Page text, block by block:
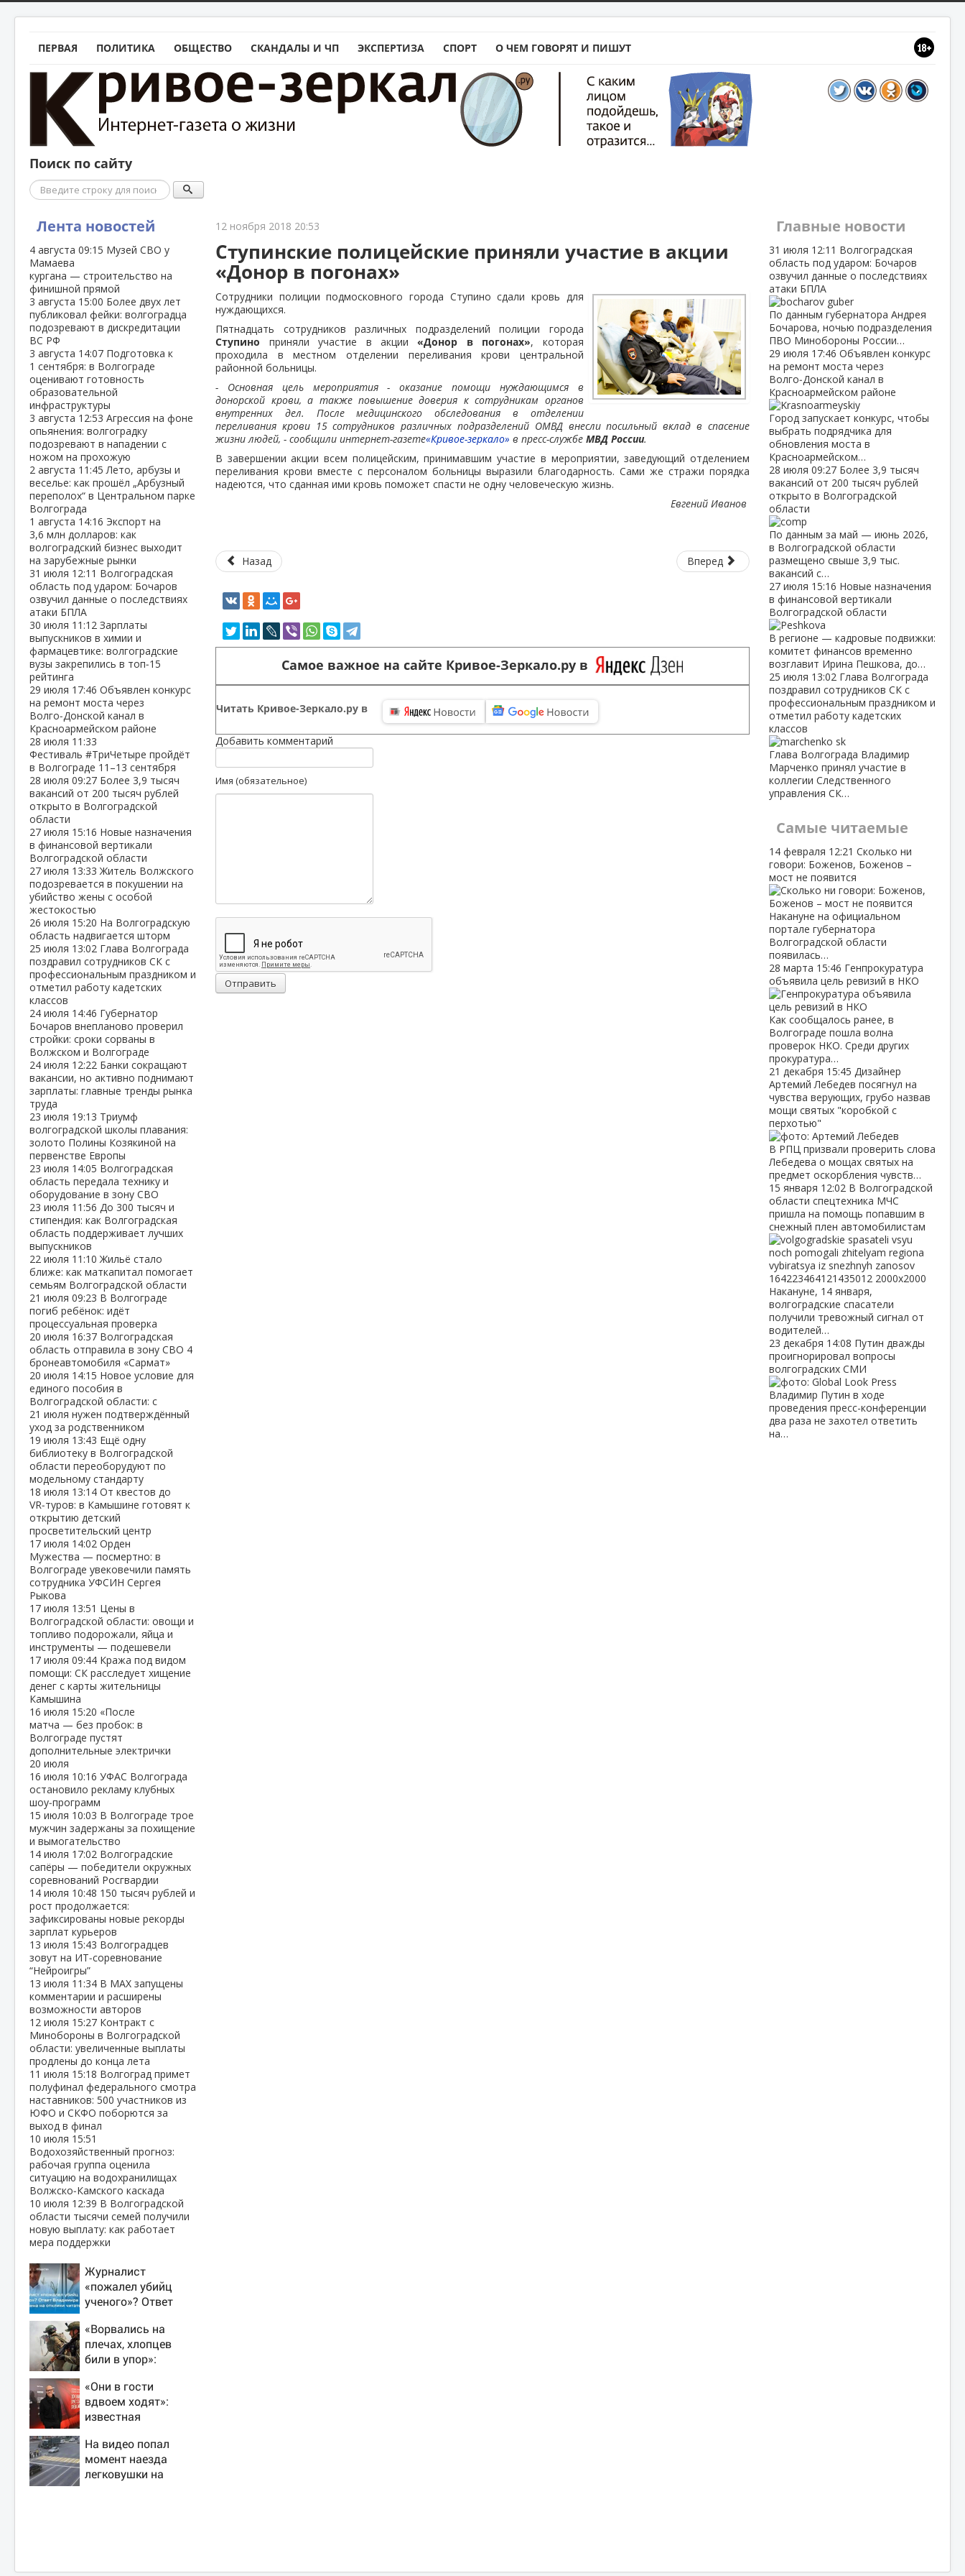
ПЕРВАЯ ПОЛИТИКА ОБЩЕСТВО СКАНДАЛЫ И ЧП ЭКСПЕРТИЗА СПОРТ О ЧЕМ ГОВОРЯТ И ПИШУТ
Поиск по сайту
Поиск
Лента новостей
4 августа 09:15 Музей СВО у
Мамаева
кургана — строительство на
финишной прямой
3 августа 15:00 Более двух лет
публиковал фейки: волгоградца
подозревают в дискредитации
ВС РФ
3 августа 14:07 Подготовка к
1 сентября: в Волгограде
оценивают готовность
образовательной
инфраструктуры
3 августа 12:53 Агрессия на фоне
опьянения: волгоградку
подозревают в нападении с
ножом на прохожую
2 августа 11:45Лето, арбузы и
веселье: как прошёл „Арбузный
переполох“ в Центральном парке
Волгограда
1 августа 14:16 Экспорт на
3,6 млн долларов: как
волгоградский бизнес выходит
на зарубежные рынки
31 июля 12:11 Волгоградская
область под ударом: Бочаров
озвучил данные о последствиях
атаки БПЛА
30 июля 11:12 Зарплаты
выпускников в химии и
фармацевтике: волгоградские
вузы закрепились в топ‑15
рейтинга
29 июля 17:46 Объявлен конкурс
на ремонт моста через
Волго‑Донской канал в
Красноармейском районе
28 июля 11:33
Фестиваль #ТриЧетыре пройдёт
в Волгограде 11–13 сентября
28 июля 09:27 Более 3,9 тысяч
вакансий от 200 тысяч рублей
открыто в Волгоградской
области
27 июля 15:16 Новые назначения
в финансовой вертикали
Волгоградской области
27 июля 13:33Житель Волжского
подозревается в покушении на
убийство жены с особой
жестокостью
26 июля 15:20 На Волгоградскую
область надвигается шторм
25 июля 13:02 Глава Волгограда
поздравил сотрудников СК с
профессиональным праздником и
отметил работу кадетских
классов
24 июля 14:46 Губернатор
Бочаров внепланово проверил
стройки: сроки сорваны в
Волжском и Волгограде
24 июля 12:22 Банки сокращают
вакансии, но активно поднимают
зарплаты: главные тренды рынка
труда
23 июля 19:13 Триумф
волгоградской школы плавания:
золото Полины Козякиной на
первенстве Европы
23 июля 14:05 Волгоградская
область передала технику и
оборудование в зону СВО
23 июля 11:56 До 300 тысяч и
стипендия: как Волгоградская
область поддерживает лучших
выпускников
22 июля 11:10Жильё стало
ближе: как маткапитал помогает
семьям Волгоградской области
21 июля 09:23 В Волгограде
погиб ребёнок: идёт
процессуальная проверка
20 июля 16:37 Волгоградская
область отправила в зону СВО 4
бронеавтомобиля «Сармат»
20 июля 14:15 Новое условие для
единого пособия в
Волгоградской области: с
21 июля нужен подтверждённый
уход за родственником
19 июля 13:43 Ещё одну
библиотеку в Волгоградской
области переоборудуют по
модельному стандарту
18 июля 13:14 От квестов до
VR‑туров: в Камышине готовят к
открытию детский
просветительский центр
17 июля 14:02 Орден
Мужества — посмертно: в
Волгограде увековечили память
сотрудника УФСИН Сергея
Рыкова
17 июля 13:51 Цены в
Волгоградской области: овощи и
топливо подорожали, яйца и
инструменты — подешевели
17 июля 09:44 Кража под видом
помощи: СК расследует хищение
денег с карты жительницы
Камышина
16 июля 15:20 «После
матча — без пробок: в
Волгограде пустят
дополнительные электрички
20 июля
16 июля 10:16 УФАС Волгограда
остановило рекламу клубных
шоу‑программ
15 июля 10:03 В Волгограде трое
мужчин задержаны за похищение
и вымогательство
14 июля 17:02 Волгоградские
сапёры — победители окружных
соревнований Росгвардии
14 июля 10:48 150 тысяч рублей и
рост продолжается:
зафиксированы новые рекорды
зарплат курьеров
13 июля 15:43 Волгоградцев
зовут на ИТ‑соревнование
“Нейроигры”
13 июля 11:34 В МАХ запущены
комментарии и расширены
возможности авторов
12 июля 15:27 Контракт с
Минобороны в Волгоградской
области: увеличенные выплаты
продлены до конца лета
11 июля 15:18 Волгоград примет
полуфинал федерального смотра
наставников: 500 участников из
ЮФО и СКФО поборются за
выход в финал
10 июля 15:51
Водохозяйственный прогноз:
рабочая группа оценила
ситуацию на водохранилищах
Волжско‑Камского каскада
10 июля 12:39 В Волгоградской
области тысячи семей получили
новую выплату: как работает
мера поддержки
Журналист
«пожалел убийц
ученого»? Ответ
Ворсобина на
отклики читателей
«Ворвались на
плечах, хлопцев
били в упор»:
Дружковка стала
могильником для
«птах Мадьяра»
«Они в гости
вдвоем ходят»:
известная
подтвердила роман
Бондарчука и
Исаковой
На видео попал
момент наезда
легковушки на
12 ноября 2018 20:53
Ступинские полицейские приняли участие в акции
«Донор в погонах»
Сотрудники полиции подмосковного города Ступино сдали кровь для
нуждающихся.
Пятнадцать сотрудников различных подразделений полиции города
Ступино приняли участие в акции«Донор в погонах», которая
проходила в местном отделении переливания крови центральной
районной больницы.
- Основная цель мероприятия - оказание помощи нуждающимся в
донорской крови, а также повышение доверия к сотрудникам органов
внутренних дел. После медицинского обследования в отделении
переливания крови 15 сотрудников различных подразделений ОМВД внесли посильный вклад в спасение
жизни людей, - сообщили интернет-газете«Кривое-зеркало» в пресс-службеМВД России.
В завершении акции всем полицейским, принимавшим участие в мероприятии, заведующий отделением
переливания крови вместе с персоналом больницы выразили благодарность. Сами же стражи порядка
надеются, что сданная ими кровь поможет спасти не одну человеческую жизнь.
Евгений Иванов
Назад Вперед
Самое важное на сайте Кривое-Зеркало.ру в
Читать Кривое-Зеркало.ру в
Добавить комментарий
Имя (обязательное)
Отправить
Главные новости
31 июля 12:11 Волгоградская
область под ударом: Бочаров
озвучил данные о последствиях
атаки БПЛА
По данным губернатора Андрея
Бочарова, ночью подразделения
ПВО Минобороны России…
29 июля 17:46 Объявлен конкурс
на ремонт моста через
Волго‑Донской канал в
Красноармейском районе
Город запускает конкурс, чтобы
выбрать подрядчика для
обновления моста в
Красноармейском…
28 июля 09:27 Более 3,9 тысяч
вакансий от 200 тысяч рублей
открыто в Волгоградской
области
По данным за май — июнь 2026,
в Волгоградской области
размещено свыше 3,9 тыс.
вакансий с…
27 июля 15:16 Новые назначения
в финансовой вертикали
Волгоградской области
В регионе — кадровые подвижки:
комитет финансов временно
возглавит Ирина Пешкова, до…
25 июля 13:02 Глава Волгограда
поздравил сотрудников СК с
профессиональным праздником и
отметил работу кадетских
классов
Глава Волгограда Владимир
Марченко принял участие в
коллегии Следственного
управления СК…
Самые читаемые
14 февраля 12:21 Сколько ни
говори: Боженов, Боженов –
мост не появится
Накануне на официальном
портале губернатора
Волгоградской области
появилась…
28 марта 15:46 Генпрокуратура
объявила цель ревизий в НКО
Как сообщалось ранее, в
Волгограде пошла волна
проверок НКО. Среди других
прокуратура…
21 декабря 15:45 Дизайнер
Артемий Лебедев посягнул на
чувства верующих, грубо назвав
мощи святых "коробкой с
перхотью"
В РПЦ призвали проверить слова
Лебедева о мощах святых на
предмет оскорбления чувств…
15 января 12:02 В Волгоградской
области спецтехника МЧС
пришла на помощь попавшим в
снежный плен автомобилистам
Накануне, 14 января,
волгоградские спасатели
получили тревожный сигнал от
водителей…
23 декабря 14:08 Путин дважды
проигнорировал вопросы
волгоградских СМИ
Владимир Путин в ходе
проведения пресс-конференции
два раза не захотел ответить
на…